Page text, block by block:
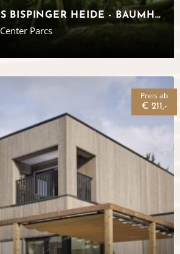
CENTER PARCS BISPINGER HEIDE - BAUMHÄUSER NIEDERSACHSEN
Center Parcs
Preis ab
€ 211,-